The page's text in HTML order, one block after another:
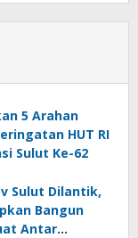
5 Arahan
HUT RI
Sulut Ke-62
Sulut Dilantik,
Bangun
Antar